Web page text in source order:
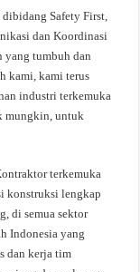
Safety First,
dan Koordinasi
yang tumbuh dan
kami, kami terus
industri terkemuka
mungkin, untuk
terkemuka
konstruksi lengkap
di semua sektor
Indonesia yang
dan kerja tim